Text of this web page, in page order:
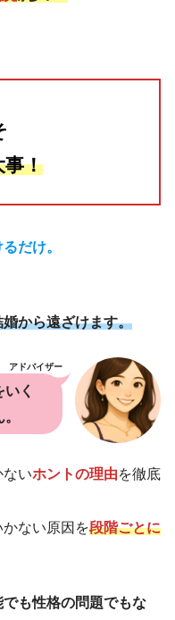
事！
だけ。
から遠ざけます。
アドバイザー
く
ないホントの理由を徹底
ない原因を段階ごとに
も性格の問題でもな